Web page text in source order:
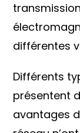
différentes
Différents
présentent
avantages